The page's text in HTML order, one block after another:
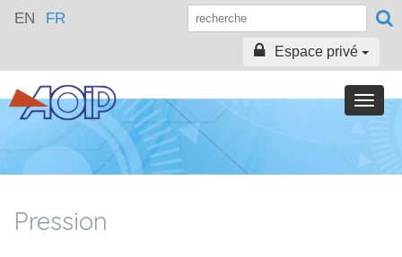
EN FR
Espace privé
Toggle
Pression